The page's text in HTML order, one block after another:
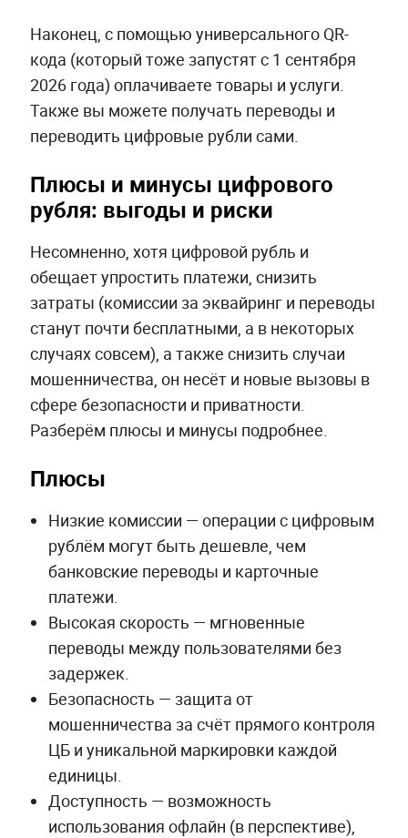
Наконец, с помощью универсального QR-
кода (который тоже запустят с 1 сентября
2026 года) оплачиваете товары и услуги.
Также вы можете получать переводы и
переводить цифровые рубли сами.
Плюсы и минусы цифрового
рубля: выгоды и риски
Несомненно, хотя цифровой рубль и
обещает упростить платежи, снизить
затраты (комиссии за эквайринг и переводы
станут почти бесплатными, а в некоторых
случаях совсем), а также снизить случаи
мошенничества, он несёт и новые вызовы в
сфере безопасности и приватности.
Разберём плюсы и минусы подробнее.
Плюсы
Низкие комиссии — операции с цифровым
рублём могут быть дешевле, чем
банковские переводы и карточные
платежи.
Высокая скорость — мгновенные
переводы между пользователями без
задержек.
Безопасность — защита от
мошенничества за счёт прямого контроля
ЦБ и уникальной маркировки каждой
единицы.
Доступность — возможность
использования офлайн (в перспективе),